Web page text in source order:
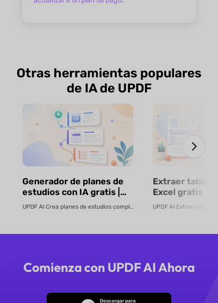
Otras herramientas populares
de IA de UPDF
Generador de planes de
estudios con IA gratis |
UPDF
UPDF AI Crea planes de estudios completos con IA en segundos Convierte cualquier tem...
Extraer tablas
Excel gratis
Comienza con UPDF AI Ahora
Descargar para